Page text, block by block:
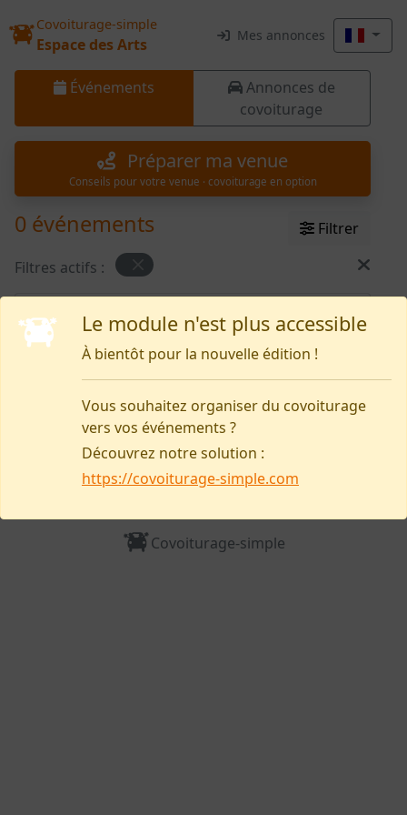
Le module n'est plus accessible
À bientôt pour la nouvelle édition !
Vous souhaitez organiser du covoiturage
vers vos événements ?
Découvrez notre solution :
https://covoiturage-simple.com
Covoiturage-simple
Espace des Arts Mes annonces
Événements
Annonces de
covoiturage
Préparer ma venue
Conseils pour votre venue · covoiturage en option
0 événements
Filtrer
Filtres actifs :
Rien pour le moment
Besoin d’aide, signaler un problème ?
Nous contacter
Covoiturage-simple